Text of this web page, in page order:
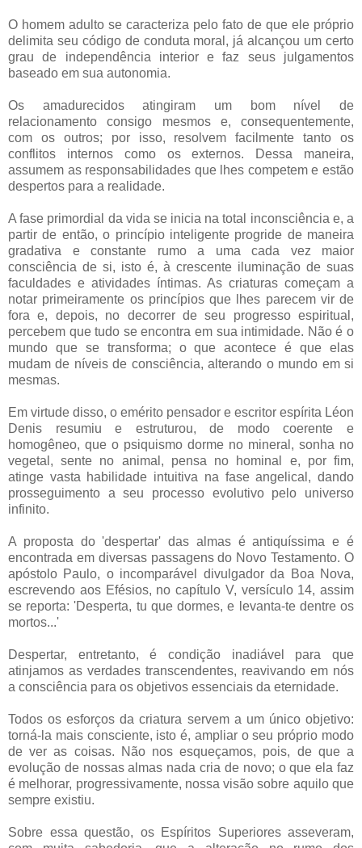
O homem adulto se caracteriza pelo fato de que ele próprio
delimita seu código de conduta moral, já alcançou um certo
grau de independência interior e faz seus julgamentos
baseado em sua autonomia.
Os amadurecidos atingiram um bom nível de
relacionamento consigo mesmos e, consequentemente,
com os outros; por isso, resolvem facilmente tanto os
conflitos internos como os externos. Dessa maneira,
assumem as responsabilidades que lhes competem e estão
despertos para a realidade.
A fase primordial da vida se inicia na total inconsciência e, a
partir de então, o princípio inteligente progride de maneira
gradativa e constante rumo a uma cada vez maior
consciência de si, isto é, à crescente iluminação de suas
faculdades e atividades íntimas. As criaturas começam a
notar primeiramente os princípios que lhes parecem vir de
fora e, depois, no decorrer de seu progresso espiritual,
percebem que tudo se encontra em sua intimidade. Não é o
mundo que se transforma; o que acontece é que elas
mudam de níveis de consciência, alterando o mundo em si
mesmas.
Em virtude disso, o emérito pensador e escritor espírita Léon
Denis resumiu e estruturou, de modo coerente e
homogêneo, que o psiquismo dorme no mineral, sonha no
vegetal, sente no animal, pensa no hominal e, por fim,
atinge vasta habilidade intuitiva na fase angelical, dando
prosseguimento a seu processo evolutivo pelo universo
infinito.
A proposta do 'despertar' das almas é antiquíssima e é
encontrada em diversas passagens do Novo Testamento. O
apóstolo Paulo, o incomparável divulgador da Boa Nova,
escrevendo aos Efésios, no capítulo V, versículo 14, assim
se reporta: 'Desperta, tu que dormes, e levanta-te dentre os
mortos...'
Despertar, entretanto, é condição inadiável para que
atinjamos as verdades transcendentes, reavivando em nós
a consciência para os objetivos essenciais da eternidade.
Todos os esforços da criatura servem a um único objetivo:
torná-la mais consciente, isto é, ampliar o seu próprio modo
de ver as coisas. Não nos esqueçamos, pois, de que a
evolução de nossas almas nada cria de novo; o que ela faz
é melhorar, progressivamente, nossa visão sobre aquilo que
sempre existiu.
Sobre essa questão, os Espíritos Superiores asseveram,